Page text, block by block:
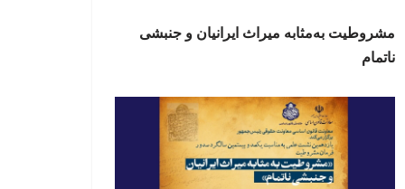
مشروطیت به‌مثابه میراث ایرانیان و جنبشی
ناتمام